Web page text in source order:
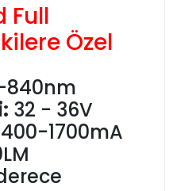
Full
Özel
840nm
32 - 36V
1700mA